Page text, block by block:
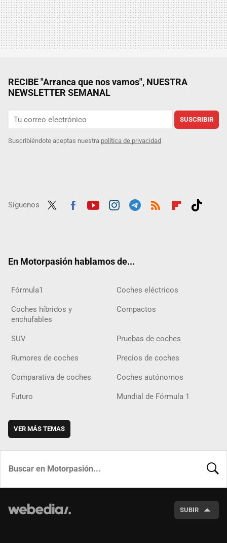
RECIBE "Arranca que nos vamos", NUESTRA
NEWSLETTER SEMANAL
SUSCRIBIR
Suscribiéndote aceptas nuestra política de privacidad
Síguenos
En Motorpasión hablamos de...
Fórmula1 Coches eléctricos
Coches híbridos y
enchufables
Compactos
SUV Pruebas de coches
Rumores de coches Precios de coches
Comparativa de coches Coches autónomos
Futuro Mundial de Fórmula 1
VER MÁS TEMAS
SUBIR